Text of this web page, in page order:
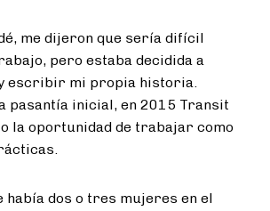
me dijeron que sería difícil
pero estaba decidida a
escribir mi propia historia.
pasantía inicial, en 2015 Transit
la oportunidad de trabajar como
había dos o tres mujeres en el